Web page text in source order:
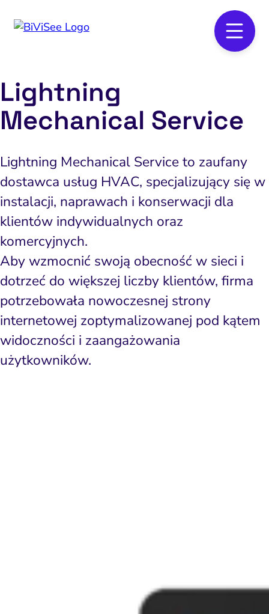
Lightning
Mechanical Service
Lightning Mechanical Service to zaufany
dostawca usług HVAC, specjalizujący się w
instalacji, naprawach i konserwacji dla
klientów indywidualnych oraz
komercyjnych.
Aby wzmocnić swoją obecność w sieci i
dotrzeć do większej liczby klientów, firma
potrzebowała nowoczesnej strony
internetowej zoptymalizowanej pod kątem
widoczności i zaangażowania
użytkowników.